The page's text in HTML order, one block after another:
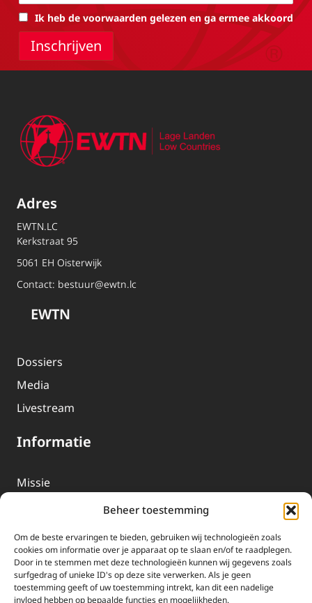
Beheer toestemming
Om de beste ervaringen te bieden, gebruiken wij technologieën zoals
cookies om informatie over je apparaat op te slaan en/of te raadplegen.
Door in te stemmen met deze technologieën kunnen wij gegevens zoals
surfgedrag of unieke ID's op deze site verwerken. Als je geen
toestemming geeft of uw toestemming intrekt, kan dit een nadelige
invloed hebben op bepaalde functies en mogelijkheden.
Ik heb de voorwaarden gelezen en ga ermee akkoord
Adres
EWTN.LC
Kerkstraat 95
5061 EH Oisterwijk
Contact: bestuur@ewtn.lc
EWTN
Dossiers
Media
Livestream
Informatie
Missie
EWTN-Team
Organisatiegegevens